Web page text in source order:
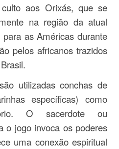
aos Orixás, que se
na região da atual
as Américas durante
pelos africanos trazidos
utilizadas conchas de
específicas) como
O sacerdote ou
o jogo invoca os poderes
uma conexão espiritual